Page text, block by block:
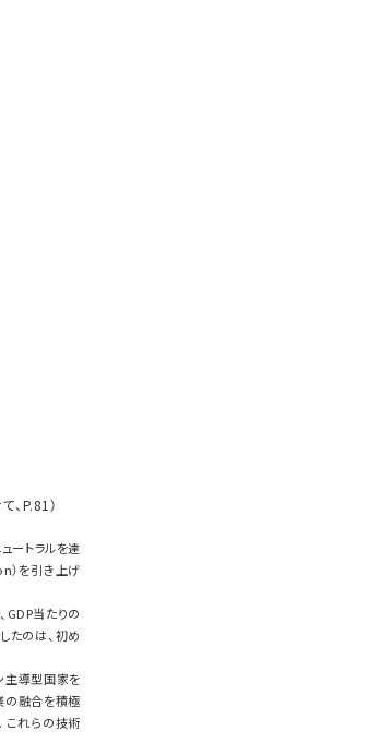
P.81）
ートラルを達
を引き上げ
GDP当たりの
たのは、初め
主導型国家を
の融合を積極
これらの技術